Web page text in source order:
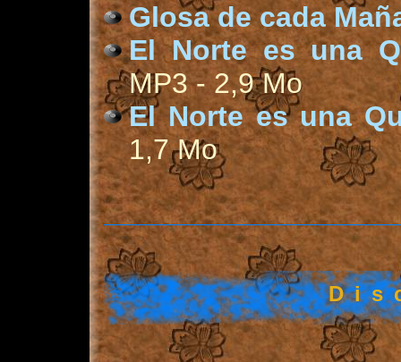
Glosa de cada
El Norte es una
MP3 - 2,9 Mo
El Norte es una
1,7 Mo